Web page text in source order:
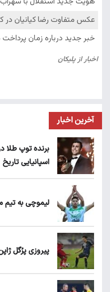
آخرین اخبار
برنده توپ طلا
اسپانیایی تاریخ
لیموچی به
پیروزی پرُگل